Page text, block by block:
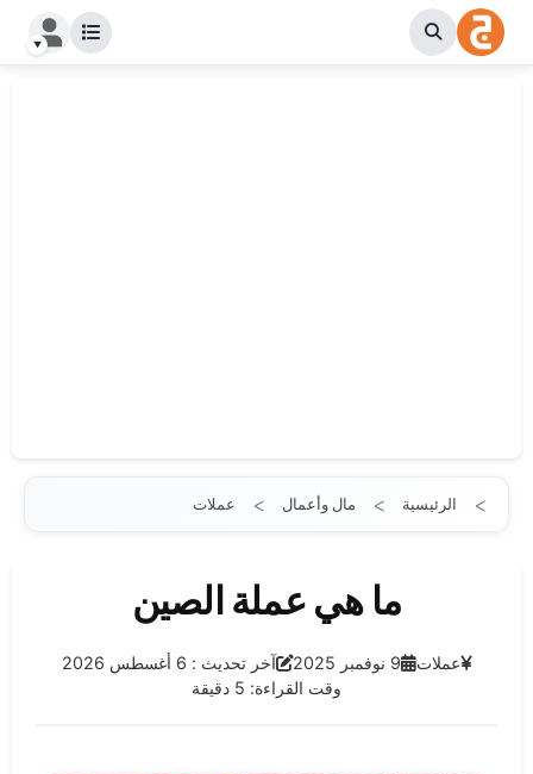
عملات مال وأعمال الرئيسية
ما هي عملة الصين
الفئة:
عملاتتاريخ النشر:
9 نوفمبر 2025 آخر تحديث:
آخر تحديث : 6 أغسطس 2026
وقت القراءة: 5 دقيقة